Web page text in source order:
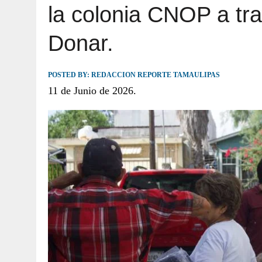
JULIO 30, 2026 TAMAULIPAS TE INVITA A DESCUBRIR EL
la colonia CNOP a
Donar.
POSTED BY: REDACCION REPORTE TAMAULIPAS
11 de Junio de 2026.